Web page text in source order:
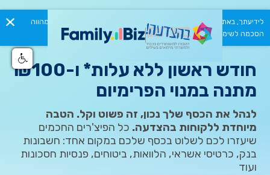
חודש ראשון ללא עלות* ו-₪100
מתנה במנוי הפרימיום
לנהל את הכסף שלך נכון, זה פשוט וקל. הטבה
מיוחדת ללקוחות בהצדעה. כל הפיצ'רים החכמים
שיעזרו לכם לשלוט בכסף שלכם במקום אחד: חשבונות
בנק, כרטיסי אשראי, הלוואות, ביטוחים, פנסיות חסכונות
ועוד
לידיעתך, באתר זה נעשה שימוש בקבצי Cookies. המשך גלישתך באתר מהווה
הסכמה לשימוש זה. למידע נוסף ניתן לעיין במדיניות הפרטיות.